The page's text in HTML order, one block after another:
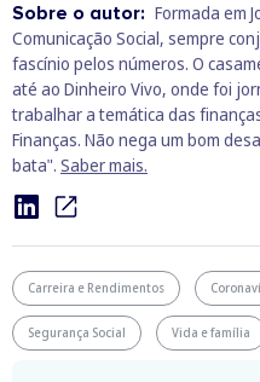
Sobre o autor: Formada em
Comunicação Social, sempre
fascínio pelos números. O
até ao Dinheiro Vivo, onde foi
trabalhar a temática das
Finanças. Não nega um bom
bata". Saber mais.
Carreira e Rendimentos
Segurança Social Vida e família